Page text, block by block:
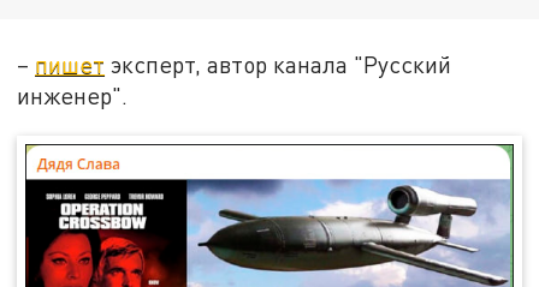
– пишет эксперт, автор канала "Русский
инженер".